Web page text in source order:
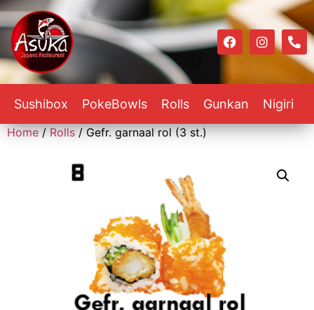
Sushibox PokeBowls Rolls Gunkan Nigiri
Home/Rolls/ Gefr. garnaal rol (3 st.)